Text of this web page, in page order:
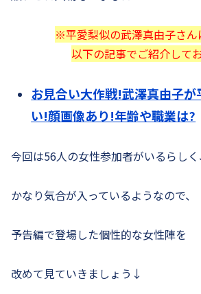
※平愛梨似の武澤真由子さん
以下の記事でご紹介して
お見合い大作戦!武澤真由子が
い!顔画像あり!年齢や職業は?
今回は56人の女性参加者がいるらしく
かなり気合が入っているようなので、
予告編で登場した個性的な女性陣を
改めて見ていきましょう↓